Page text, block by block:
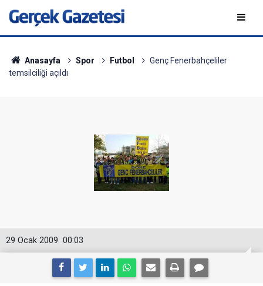
Anasayfa Spor Futbol
Genç Fenerbahçeliler
temsilciliği açıldı
00:03
29 Ocak 2009